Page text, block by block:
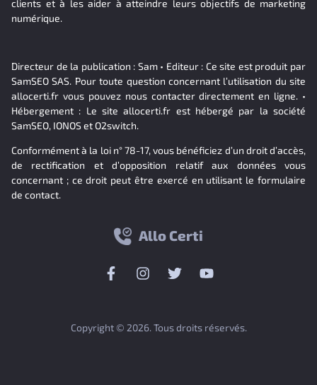
clients et à les aider à atteindre leurs objectifs de marketing
numérique.
Directeur de la publication : Sam • Editeur : Ce site est produit par
SamSEO SAS. Pour toute question concernant l’utilisation du site
allocerti.fr vous pouvez nous contacter directement en ligne. •
Hébergement : Le site allocerti.fr est hébergé par la société
SamSEO, IONOS et O2switch.
Conformément à la loi n° 78-17, vous bénéficiez d’un droit d’accès,
de rectification et d’opposition relatif aux données vous
concernant ; ce droit peut être exercé en utilisant le formulaire
de contact.
Allo Certi
Copyright © 2026. Tous droits réservés.